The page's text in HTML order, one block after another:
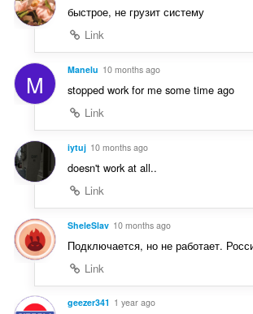
ін
ю
а
ч
і
ь
ц
і
н
ю
а
ч
і
быстрое, не грузит систему
Link
M Manelu 10 months ago
stopped work for me some time ago
Link
iytuj 10 months ago
doesn't work at all..
Link
SheleSlav 10 months ago
Подключается, но не работает.
Link
geezer341 1 year ago